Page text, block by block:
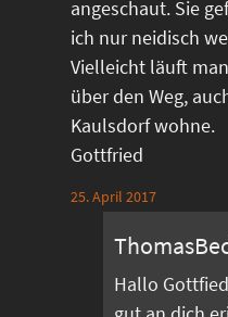
angeschaut. Sie
ich nur neidisch
Vielleicht läuft
über den Weg,
Kaulsdorf wohne.
Gottfried
25. April 2017
Hallo